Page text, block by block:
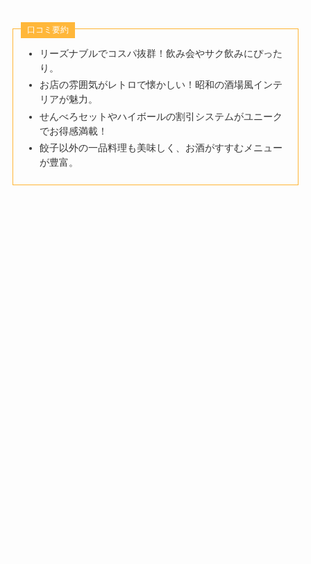
口コミ要約
リーズナブルでコスパ抜群！飲み会やサク飲みにぴった
り。
お店の雰囲気がレトロで懐かしい！昭和の酒場風インテ
リアが魅力。
せんべろセットやハイボールの割引システムがユニーク
でお得感満載！
餃子以外の一品料理も美味しく、お酒がすすむメニュー
が豊富。